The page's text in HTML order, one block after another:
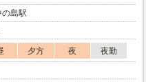
島駅
夕方 夜
夜勤